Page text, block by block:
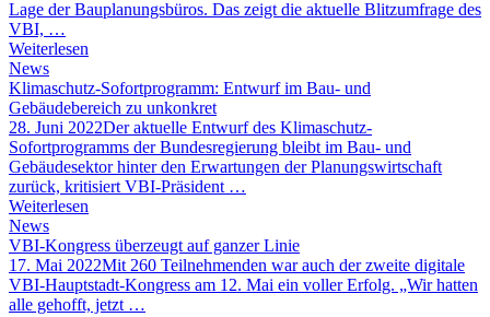
Lage der Bauplanungsbüros. Das zeigt die aktuelle Blitzumfrage des
VBI, …
Weiterlesen
News
Klimaschutz-Sofortprogramm: Entwurf im Bau- und
Gebäudebereich zu unkonkret
28. Juni 2022Der aktuelle Entwurf des Klimaschutz-
Sofortprogramms der Bundesregierung bleibt im Bau- und
Gebäudesektor hinter den Erwartungen der Planungswirtschaft
zurück, kritisiert VBI-Präsident …
Weiterlesen
News
VBI-Kongress überzeugt auf ganzer Linie
17. Mai 2022Mit 260 Teilnehmenden war auch der zweite digitale
VBI-Hauptstadt-Kongress am 12. Mai ein voller Erfolg. „Wir hatten
alle gehofft, jetzt …